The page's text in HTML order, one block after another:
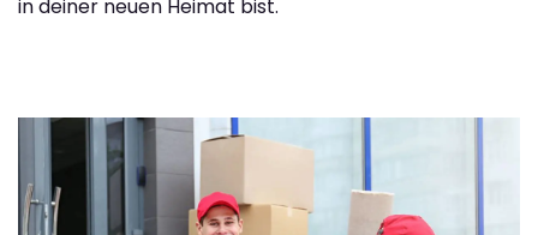
in deiner neuen Heimat bist.